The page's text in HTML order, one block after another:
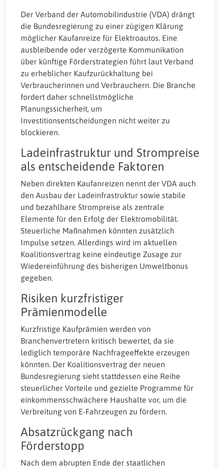
Der Verband der Automobilindustrie (VDA) drängt
die Bundesregierung zu einer zügigen Klärung
möglicher Kaufanreize für Elektroautos. Eine
ausbleibende oder verzögerte Kommunikation
über künftige Förderstrategien führt laut Verband
zu erheblicher Kaufzurückhaltung bei
Verbraucherinnen und Verbrauchern. Die Branche
fordert daher schnellstmögliche
Planungssicherheit, um
Investitionsentscheidungen nicht weiter zu
blockieren.
Ladeinfrastruktur und Strompreise
als entscheidende Faktoren
Neben direkten Kaufanreizen nennt der VDA auch
den Ausbau der Ladeinfrastruktur sowie stabile
und bezahlbare Strompreise als zentrale
Elemente für den Erfolg der Elektromobilität.
Steuerliche Maßnahmen könnten zusätzlich
Impulse setzen. Allerdings wird im aktuellen
Koalitionsvertrag keine eindeutige Zusage zur
Wiedereinführung des bisherigen Umweltbonus
gegeben.
Risiken kurzfristiger
Prämienmodelle
Kurzfristige Kaufprämien werden von
Branchenvertretern kritisch bewertet, da sie
lediglich temporäre Nachfrageeffekte erzeugen
könnten. Der Koalitionsvertrag der neuen
Bundesregierung sieht stattdessen eine Reihe
steuerlicher Vorteile und gezielte Programme für
einkommensschwächere Haushalte vor, um die
Verbreitung von E-Fahrzeugen zu fördern.
Absatzrückgang nach
Förderstopp
Nach dem abrupten Ende der staatlichen